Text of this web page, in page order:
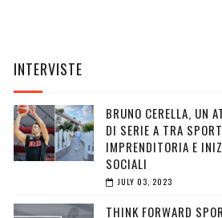
INTERVISTE
BRUNO CERELLA, UN
DI SERIE A TRA
IMPRENDITORIA E
SOCIALI
JULY 03, 2023
THINK FORWARD